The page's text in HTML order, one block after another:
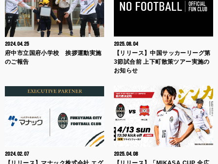
2024.04.25
府中市立国府小学校 挨拶運動実施
のご報告
2025.08.04
【リリース】中国サッカーリーグ第
3節試合前 上下町散策ツアー実施の
お知らせ
2024.02.07 2025.04.08